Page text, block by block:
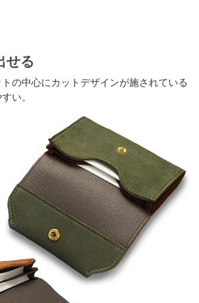
せる
の中心にカットデザインが施されている
い。